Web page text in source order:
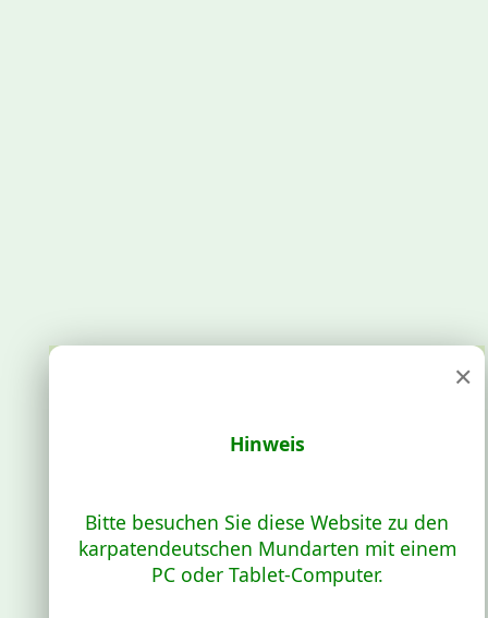
×
Hinweis
Bitte besuchen Sie diese Website zu den
karpatendeutschen Mundarten mit einem
PC oder Tablet-Computer.